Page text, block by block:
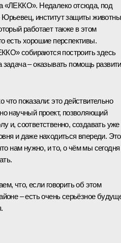
«ЛЕККО». Недалеко отсюда, под
институт защиты
работает также в этом
есть хорошие перспективы.
собираются построить здесь
задача – оказывать помощь
показали: это действительно
научный проект, позволяющий
и, соответственно, создавать уже
и даже находиться впереди.
нам нужно, и то, о чём мы сегодня
что, если говорить об этом
– есть очень серьёзное